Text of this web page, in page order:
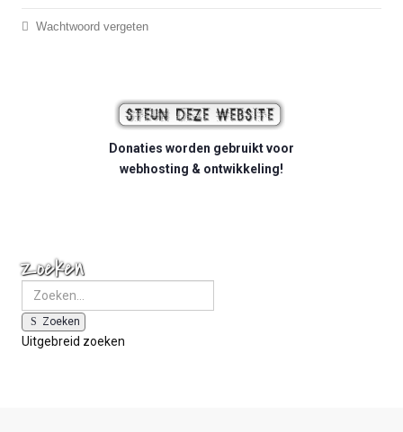
Wachtwoord vergeten
Donaties worden gebruikt voor
webhosting & ontwikkeling!
Zoeken
Zoeken
Uitgebreid zoeken